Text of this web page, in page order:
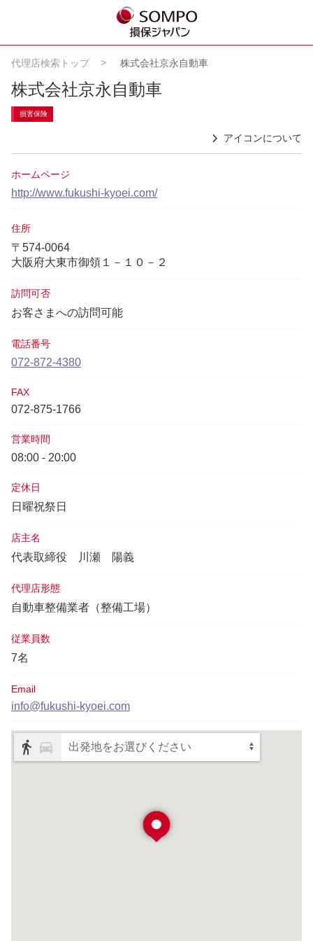
代理店検索トップ 株式会社京永自動車
株式会社京永自動車
損害保険
アイコンについて
ホームページ
http://www.fukushi-kyoei.com/
住所
〒574-0064
大阪府大東市御領１－１０－２
訪問可否
お客さまへの訪問可能
電話番号
072-872-4380
FAX
072-875-1766
営業時間
08:00 - 20:00
定休日
日曜祝祭日
店主名
代表取締役 川瀬 陽義
代理店形態
自動車整備業者（整備工場）
従業員数
7名
Email
info@fukushi-kyoei.com
出発地をお選びください